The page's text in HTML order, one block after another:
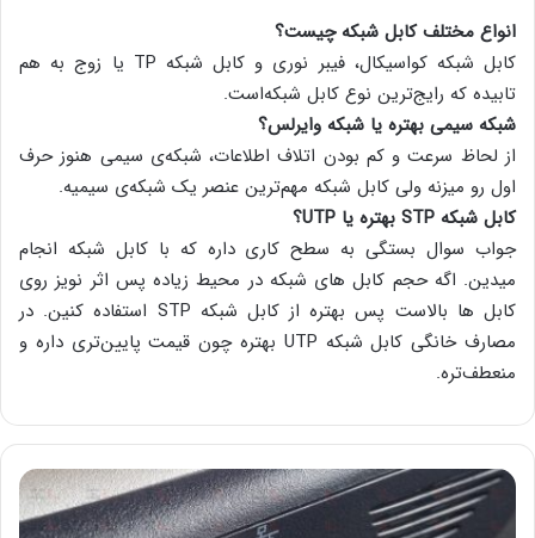
انواع مختلف کابل شبکه چیست؟
کابل شبکه کواسیکال، فیبر نوری و کابل شبکه TP یا زوج به هم
تابیده که رایج‌ترین نوع کابل شبکه‌است.
شبکه‌ سیمی بهتره یا شبکه وایرلس؟
از لحاظ سرعت و کم بودن اتلاف اطلاعات، شبکه‌ی سیمی هنوز حرف
اول رو میزنه ولی کابل شبکه مهم‌ترین عنصر یک شبکه‌ی سیمیه.
کابل شبکه STP بهتره یا UTP؟
جواب سوال بستگی به سطح کاری داره که با کابل شبکه انجام
میدین. اگه حجم کابل های شبکه در محیط زیاده پس اثر نویز روی
کابل ها بالاست پس بهتره از کابل شبکه STP استفاده کنین. در
مصارف خانگی کابل شبکه UTP بهتره چون قیمت پایین‌تری داره و
منعطف‌تره.